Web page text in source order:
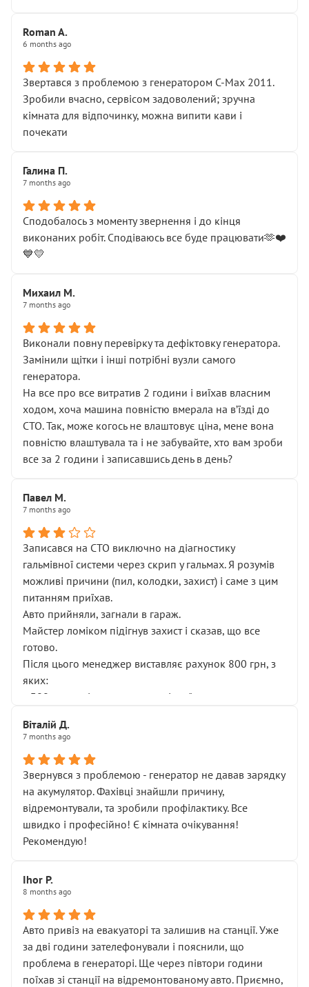
Roman A.
6 months ago
Звертався з проблемою з генератором C-Max 2011.
Зробили вчасно, сервісом задоволений; зручна
кімната для відпочинку, можна випити кави і
почекати
Галина П.
7 months ago
Сподобалось з моменту звернення і до кінця
виконаних робіт. Сподіваюсь все буде працювати🫶❤️
💙💛
Михаил М.
7 months ago
Виконали повну перевірку та дефіктовку генератора.
Замінили щітки і інші потрібні вузли самого
генератора.
На все про все витратив 2 години і виїхав власним
ходом, хоча машина повністю вмерала на вʼїзді до
СТО. Так, може когось не влаштовує ціна, мене вона
повністю влаштувала та і не забувайте, хто вам зроби
все за 2 години і записавшись день в день?
Павел М.
7 months ago
Записався на СТО виключно на діагностику
гальмівної системи через скрип у гальмах. Я розумів
можливі причини (пил, колодки, захист) і саме з цим
питанням приїхав.
Авто прийняли, загнали в гараж.
Майстер ломіком підігнув захист і сказав, що все
готово.
Після цього менеджер виставляє рахунок 800 грн, з
яких:
• 300 грн — діагностика гальмівної системи
НЕ погоджував
послуга. Тим більше, я був поруч і жодної реальної
діагностики ходової не проводилось. Після
зауваження гроші за цю “послугу” повернули, що
лише підтвердило мою правоту.
Але головне — я виїжджаю з боксу, і скрип у гальмах
залишився таким самим, як і був. Тобто оплачена
Далі ситуація тільки погіршилась:
• сказали, що тепер “потрібно знімати колеса”
• що біля авто стояти вже не можна
• почали озвучувати купу додаткових робіт без
чіткого пояснення
( ну все зняли та доробили) дякую!
Окремий момент, який виглядає абсурдно:
Віталій Д.
7 months ago
Звернувся з проблемою - генератор не давав зарядку
на акумулятор. Фахівці знайшли причину,
відремонтували, та зробили профілактику. Все
швидко і професійно! Є кімната очікування!
Рекомендую!
Ihor P.
8 months ago
Авто привіз на евакуаторі та залишив на станції. Уже
за дві години зателефонували і пояснили, що
проблема в генераторі. Ще через півтори години
поїхав зі станції на відремонтованому авто. Приємно,